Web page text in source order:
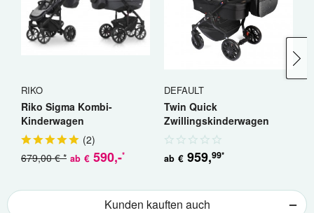
RIKO
Riko Sigma Kombi-
Kinderwagen
(2)
ab € 590,-*
679,00 € *
DEFAULT
Twin Quick
Zwillingskinderwagen
Geschwisterwagen
ab € 959,99*
Kunden kauften auch